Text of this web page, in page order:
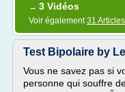
→ 3 Vidéos
Voir également31 Articles
Test Bipolaire by
Vous ne savez pas si
personne qui souffre